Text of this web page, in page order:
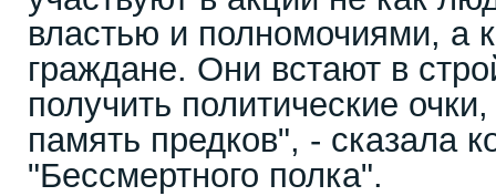
властью и полномочиями, а
граждане. Они встают в
получить политические
память предков", - сказала
"Бессмертного полка".